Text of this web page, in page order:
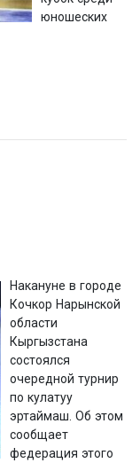
юношеских
Накануне в городе
Кочкор Нарынской
области
Кыргызстана
состоялся
очередной турнир
по кулатуу
эртаймаш. Об этом
сообщает
федерация этого